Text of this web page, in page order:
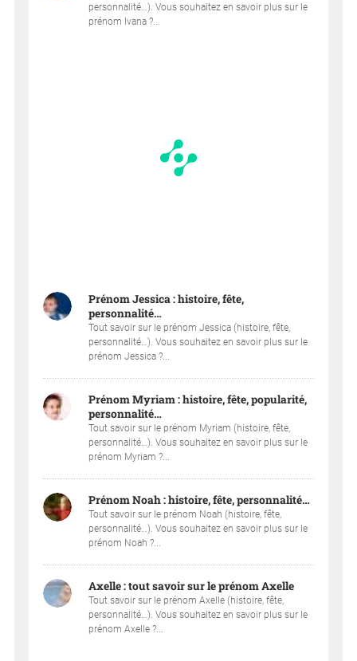
personnalité…). Vous souhaitez en savoir plus sur le
prénom Ivana ?...
Prénom Jessica : histoire, fête,
personnalité…
Tout savoir sur le prénom Jessica (histoire, fête,
personnalité…). Vous souhaitez en savoir plus sur le
prénom Jessica ?...
Prénom Myriam : histoire, fête, popularité,
personnalité…
Tout savoir sur le prénom Myriam (histoire, fête,
personnalité…). Vous souhaitez en savoir plus sur le
prénom Myriam ?...
Prénom Noah : histoire, fête, personnalité…
Tout savoir sur le prénom Noah (histoire, fête,
personnalité…). Vous souhaitez en savoir plus sur le
prénom Noah ?...
Axelle : tout savoir sur le prénom Axelle
Tout savoir sur le prénom Axelle (histoire, fête,
personnalité…). Vous souhaitez en savoir plus sur le
prénom Axelle ?...